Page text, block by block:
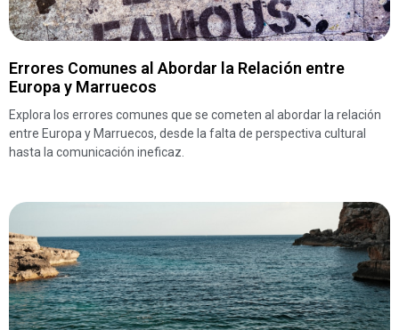
Errores Comunes al Abordar la Relación entre
Europa y Marruecos
Explora los errores comunes que se cometen al abordar la relación
entre Europa y Marruecos, desde la falta de perspectiva cultural
hasta la comunicación ineficaz.